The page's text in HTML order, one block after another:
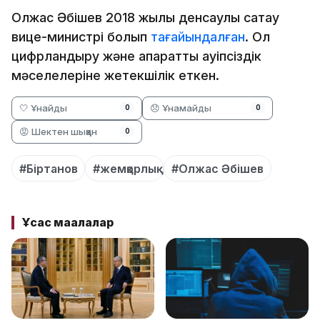
Олжас Әбішев 2018 жылы денсаулық сақтау
вице-министрі болып тағайындалған. Ол
цифрландыру және ақпараттық қауіпсіздік
мәселелеріне жетекшілік еткен.
🤍 Ұнайды 0 😞 Ұнамайды 0
😡 Шектен шыққан 0
#Біртанов #жемқорлық #Олжас Әбішев
Ұқсас мақалалар